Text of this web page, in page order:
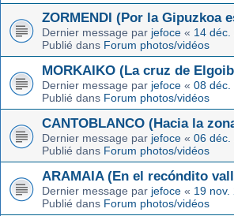
ZORMENDI (Por la Gipuzkoa
Dernier message par jefoce « 14 déc.
Publié dans Forum photos/vidéos
MORKAIKO (La cruz de
Dernier message par jefoce « 08 déc.
Publié dans Forum photos/vidéos
CANTOBLANCO (Hacia la
Dernier message par jefoce « 06 déc.
Publié dans Forum photos/vidéos
ARAMAIA (En el recóndito
Dernier message par jefoce « 19 nov.
Publié dans Forum photos/vidéos